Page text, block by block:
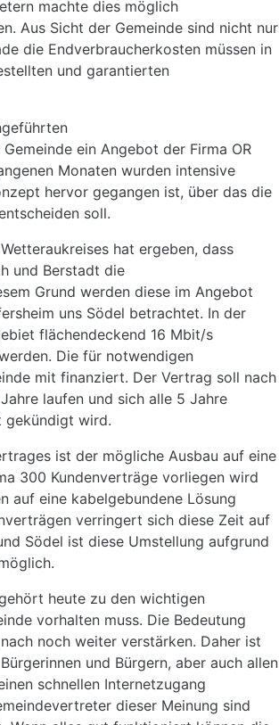
machte dies möglich
Aus Sicht der Gemeinde sind nicht nur
die Endverbraucherkosten müssen in
und garantierten
ein Angebot der Firma OR
Monaten wurden intensive
hervor gegangen ist, über das die
soll.
hat ergeben, dass
und Berstadt die
Grund werden diese im Angebot
uns Södel betrachtet. In der
flächendeckend 16 Mbit/s
Die für notwendigen
mit finanziert. Der Vertrag soll nach
laufen und sich alle 5 Jahre
gekündigt wird.
ist der mögliche Ausbau auf eine
300 Kundenverträge vorliegen wird
auf eine kabelgebundene Lösung
verringert sich diese Zeit auf
Södel ist diese Umstellung aufgrund
heute zu den wichtigen
vorhalten muss. Die Bedeutung
noch weiter verstärken. Daher ist
und Bürgern, aber auch allen
schnellen Internetzugang
dieser Meinung sind